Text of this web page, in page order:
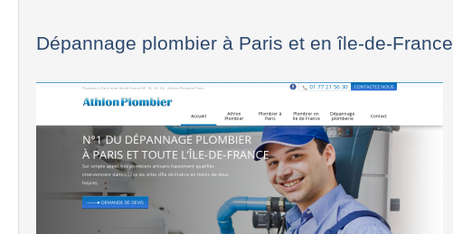
Dépannage plombier à Paris et en île-de-France